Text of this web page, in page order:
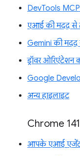
DevTools MCP
एआई की मदद से
Gemini की मदद
ड्रॉवर ओरिएंटेशन
Google
अन्य हाइलाइट
Chrome 141
आपके एआई एजेंट